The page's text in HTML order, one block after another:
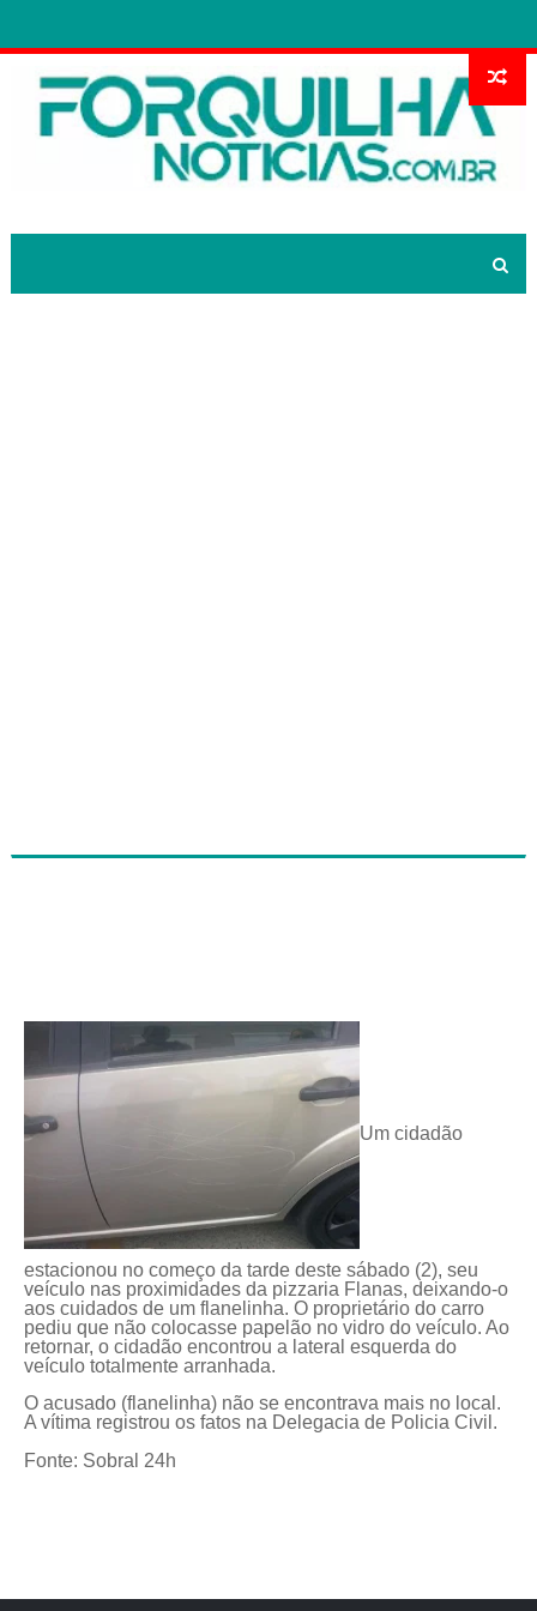
Um cidadão
estacionou no começo da tarde deste sábado (2), seu
veículo nas proximidades da pizzaria Flanas, deixando-o
aos cuidados de um flanelinha. O proprietário do carro
pediu que não colocasse papelão no vidro do veículo. Ao
retornar, o cidadão encontrou a lateral esquerda do
veículo totalmente arranhada.
O acusado (flanelinha) não se encontrava mais no local.
A vítima registrou os fatos na Delegacia de Policia Civil.
Fonte: Sobral 24h